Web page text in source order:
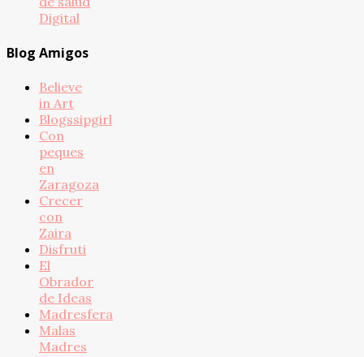
Digital
Blog Amigos
Believe
in Art
Blogssipgirl
Con
peques
en
Zaragoza
Crecer
con
Zaira
Disfruti
El
Obrador
de Ideas
Madresfera
Malas
Madres